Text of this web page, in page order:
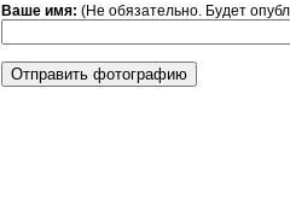
Ваше имя: (Не обязательно. Будет